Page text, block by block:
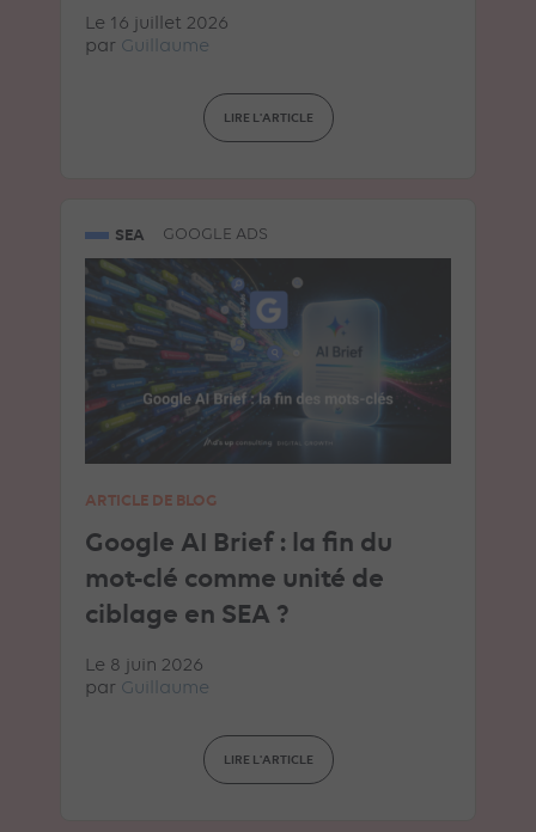
Le 16 juillet 2026
par Guillaume
LIRE L'ARTICLE
SEA GOOGLE ADS
ARTICLE DE BLOG
Google AI Brief : la fin du
mot-clé comme unité de
ciblage en SEA ?
Le 8 juin 2026
par Guillaume
LIRE L'ARTICLE